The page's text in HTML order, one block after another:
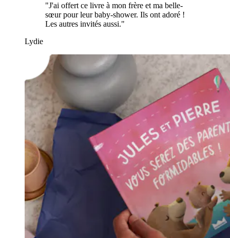
"J'ai offert ce livre à mon frère et ma belle-
sœur pour leur baby-shower. Ils ont adoré !
Les autres invités aussi."
Lydie